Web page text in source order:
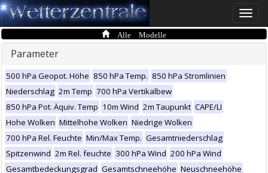
Toggle
Alle Modelle
Parameter
500 hPa Geopot. Höhe 850 hPa Temp. 850 hPa Stromlinien
Niederschlag 2m Temp 700 hPa Vertikalbew
850 hPa Pot. Äquiv. Temp 10m Wind 2m Taupunkt CAPE/LI
Hohe Wolken Mittelhohe Wolken Niedrige Wolken
700 hPa Rel. Feuchte Min/Max Temp. Gesamtniederschlag
Spitzenwind 2m Rel. feuchte 300 hPa Wind 200 hPa Wind
Gesamtbedeckungsgrad Gesamtschneehöhe Neuschneehöhe